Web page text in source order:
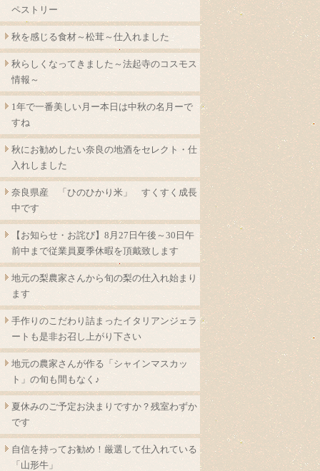
ペストリー
秋を感じる食材～松茸～仕入れました
秋らしくなってきました～法起寺のコスモス
情報～
1年で一番美しい月ー本日は中秋の名月ーで
すね
秋にお勧めしたい奈良の地酒をセレクト・仕
入れしました
奈良県産 「ひのひかり米」 すくすく成長
中です
【お知らせ・お詫び】8月27日午後～30日午
前中まで従業員夏季休暇を頂戴致します
地元の梨農家さんから旬の梨の仕入れ始まり
ます
手作りのこだわり詰まったイタリアンジェラ
ートも是非お召し上がり下さい
地元の農家さんが作る「シャインマスカッ
ト」の旬も間もなく♪
夏休みのご予定お決まりですか？残室わずか
です
自信を持ってお勧め！厳選して仕入れている
「山形牛」